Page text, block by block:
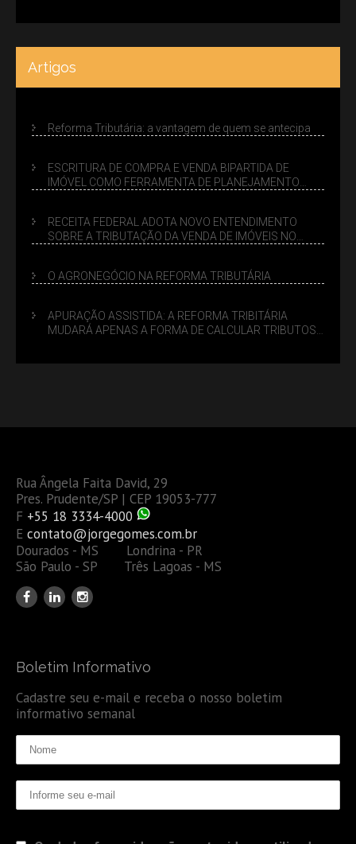
Artigos
Reforma Tributária: a vantagem de quem se antecipa
ESCRITURA DE COMPRA E VENDA BIPARTIDA DE
IMÓVEL COMO FERRAMENTA DE PLANEJAMENTO
RECEITA FEDERAL ADOTA NOVO ENTENDIMENTO
SOBRE A TRIBUTAÇÃO DA VENDA DE IMÓVEIS NO
O AGRONEGÓCIO NA REFORMA TRIBUTÁRIA
APURAÇÃO ASSISTIDA: A REFORMA TRIBITÁRIA
MUDARÁ APENAS A FORMA DE CALCULAR TRIBUTOS
Rua Ângela Faita David, 29
Pres. Prudente/SP | CEP 19053-777
F +55 18 3334-4000
E contato@jorgegomes.com.br
Dourados - MS Londrina - PR
São Paulo - SP Três Lagoas - MS
Boletim Informativo
Cadastre seu e-mail e receba o nosso boletim
informativo semanal